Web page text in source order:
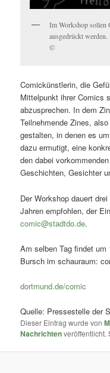
Im Workshop sollen
ausgedrückt werden.
©
Comickünstlerin, die
Mittelpunkt ihrer Comics
abzusprechen. In dem
Teilnehmende Zines,
gestalten, in denen es
dazu ermutigt, eine
den dabei
Geschichten, Gesichter
Der Workshop dauert
Jahren empfohlen, der
comic@stadtdo.de.
Am selben Tag findet um
Bursch im schauraum:
dortmund.de/comic
Quelle: Pressestelle der
Dieser Eintrag wurde von
Nachrichtenveröffentlicht.